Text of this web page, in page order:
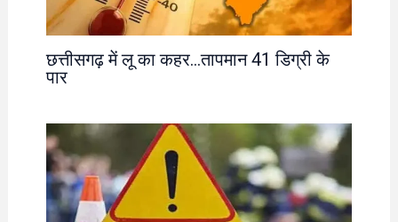
छत्तीसगढ़ में लू का कहर…तापमान 41 डिग्री के
पार